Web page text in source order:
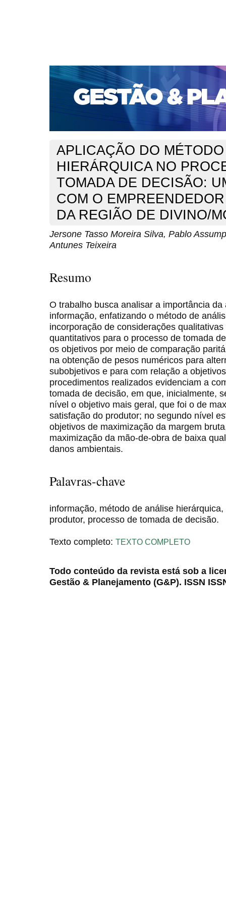
CAPA SOBRE ACESSO CADASTRO
PORTAL DE REVISTAS DA UNIFACS
SUBMISSÕES
PARA SUBMISSÃO DE ARTIGOS
TUTORIAL PARA
Capa Silva
APLICAÇÃO DO
HIERÁRQUICA NO
TOMADA DE DECISÃO:
COM O
DA REGIÃO DE DIVINO/
Jersone Tasso Moreira Silva, Pablo
Antunes Teixeira
Resumo
O trabalho busca analisar a importância
informação, enfatizando o método de
incorporação de considerações
quantitativos para o processo de tomada
os objetivos por meio de comparação
na obtenção de pesos numéricos para
subobjetivos e para com relação a
procedimentos realizados evidenciam a
tomada de decisão, em que, inicialmente,
nível o objetivo mais geral, que foi o de
satisfação do produtor; no segundo nível
objetivos de maximização da margem
maximização da mão-de-obra de baixa
danos ambientais.
Palavras-chave
informação, método de análise
produtor, processo de tomada de decisão.
Texto completo: TEXTO COMPLETO
Todo conteúdo da revista está sob a
Gestão & Planejamento (G&P). ISSN